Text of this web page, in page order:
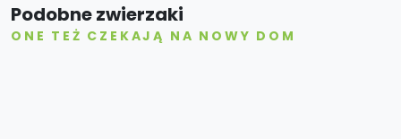
Podobne zwierzaki
ONE TEŻ CZEKAJĄ NA NOWY DOM